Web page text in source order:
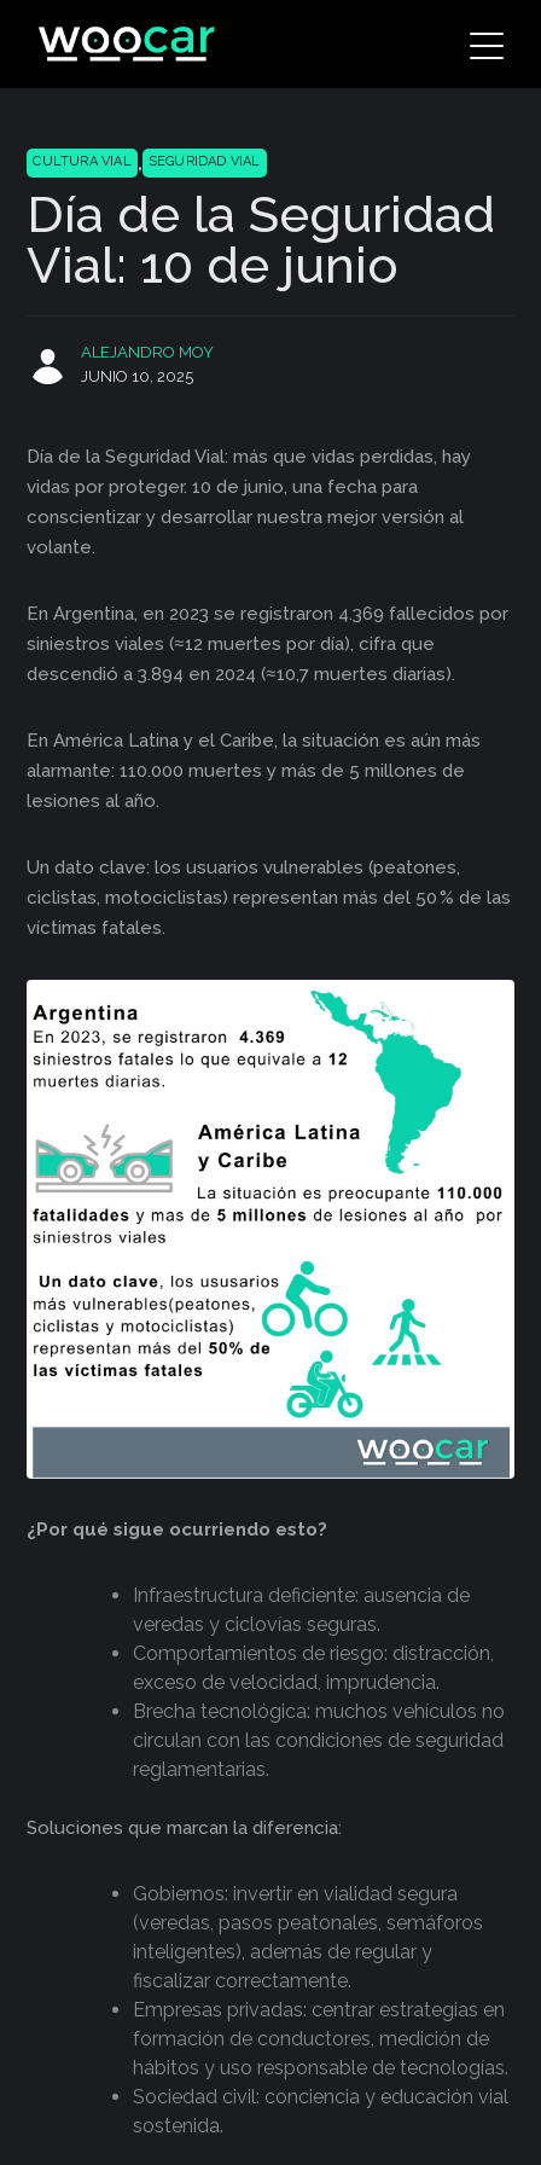
Día de la Seguridad
Vial: 10 de junio
JUNIO 10, 2025
ALEJANDRO MOY
Día de la Seguridad Vial: más que vidas perdidas, hay
vidas por proteger. 10 de junio, una fecha para
conscientizar y desarrollar nuestra mejor versión al
volante.
En Argentina, en 2023 se registraron 4.369 fallecidos por
siniestros viales (≈12 muertes por día), cifra que
descendió a 3.894 en 2024 (≈10,7 muertes diarias).
En América Latina y el Caribe, la situación es aún más
alarmante: 110.000 muertes y más de 5 millones de
lesiones al año.
Un dato clave: los usuarios vulnerables (peatones,
ciclistas, motociclistas) representan más del 50 % de las
víctimas fatales.
¿Por qué sigue ocurriendo esto?
Infraestructura deficiente: ausencia de
veredas y ciclovías seguras.
Comportamientos de riesgo: distracción,
exceso de velocidad, imprudencia.
Brecha tecnológica: muchos vehículos no
circulan con las condiciones de seguridad
reglamentarias.
Soluciones que marcan la diferencia:
Gobiernos: invertir en vialidad segura
(veredas, pasos peatonales, semáforos
inteligentes), además de regular y
fiscalizar correctamente.
Empresas privadas: centrar estrategias en
formación de conductores, medición de
hábitos y uso responsable de tecnologías.
Sociedad civil: conciencia y educación vial
sostenida.
CULTURA VIAL , SEGURIDAD VIAL